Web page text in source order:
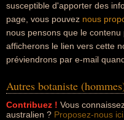
susceptible d'apporter des
page, vous pouvez nous
nous pensons que le
afficherons le lien vers cette
préviendrons par e-mail
Autres botaniste
Contribuez ! Vous
australien ? Proposez-nous ici